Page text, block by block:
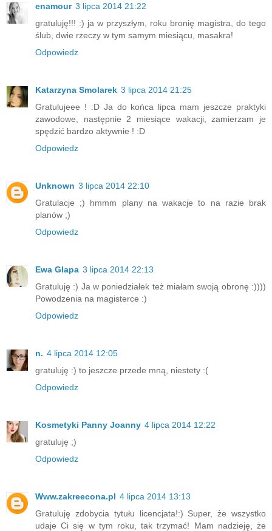
enamour 3 lipca 2014 21:22
gratuluję!!! :) ja w przyszłym, roku bronię magistra, do tego
ślub, dwie rzeczy w tym samym miesiącu, masakra!
Odpowiedz
Katarzyna Smolarek 3 lipca 2014 21:25
Gratulujeee ! :D Ja do końca lipca mam jeszcze praktyki
zawodowe, następnie 2 miesiące wakacji, zamierzam je
spędzić bardzo aktywnie ! :D
Odpowiedz
Unknown 3 lipca 2014 22:10
Gratulacje ;) hmmm plany na wakacje to na razie brak
planów ;)
Odpowiedz
Ewa Glapa 3 lipca 2014 22:13
Gratuluję :) Ja w poniedziałek też miałam swoją obronę :))))
Powodzenia na magisterce :)
Odpowiedz
n. 4 lipca 2014 12:05
gratuluję :) to jeszcze przede mną, niestety :(
Odpowiedz
Kosmetyki Panny Joanny 4 lipca 2014 12:22
gratuluję ;)
Odpowiedz
Www.zakreecona.pl 4 lipca 2014 13:13
Gratuluję zdobycia tytułu licencjata!:) Super, że wszystko
udaje Ci się w tym roku, tak trzymać! Mam nadzieję, że